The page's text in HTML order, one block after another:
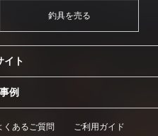
釣具を売る
イト
例
くあるご質問 ご利用ガイド